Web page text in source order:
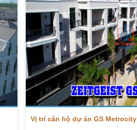
Vị trí căn hộ dự án GS